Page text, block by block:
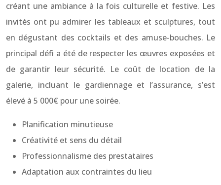
créant une ambiance à la fois culturelle et festive. Les
invités ont pu admirer les tableaux et sculptures, tout
en dégustant des cocktails et des amuse-bouches. Le
principal défi a été de respecter les œuvres exposées et
de garantir leur sécurité. Le coût de location de la
galerie, incluant le gardiennage et l’assurance, s’est
élevé à 5 000€ pour une soirée.
Planification minutieuse
Créativité et sens du détail
Professionnalisme des prestataires
Adaptation aux contraintes du lieu